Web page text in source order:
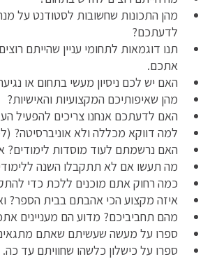
מהן התכונות שחשובות לסטודנט על
לדעתכם?
תנו דוגמאות לתחומי עניין שהייתם
אתכם.
האם יש לכם ניסיון מעשי בתחום או
מהן שאיפותיכם המקצועיות והאישיות?
האם לדעתכם אנחנו צריכים להפעיל
למה דווקא מכללה ולא אוניברסיטה?
האם נרשמתם לעוד מוסדות לימודים?
מה תעשו אם לא תתקבלו השנה
כמה רחוק אתם מוכנים ללכת כדי
איזה מקצוע הכי אהבתם בבית הספר?
מהם תחביביכם? מדוע הם מעניינים
ספרו על מעשה שעשיתם שאתם
ספרו על כישלון כלשהו שחוויתם עד כה.